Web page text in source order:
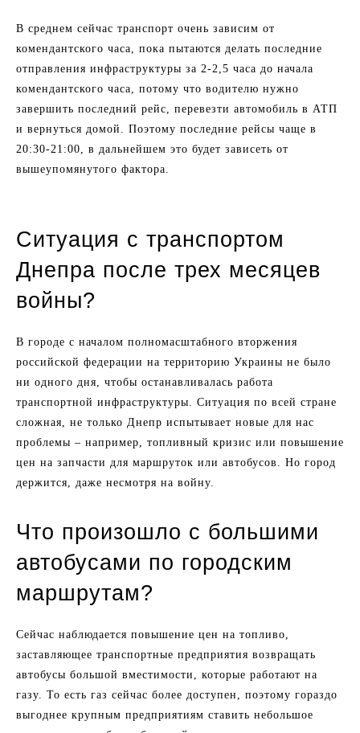
В среднем сейчас транспорт очень зависим от
комендантского часа, пока пытаются делать последние
отправления инфраструктуры за 2-2,5 часа до начала
комендантского часа, потому что водителю нужно
завершить последний рейс, перевезти автомобиль в АТП
и вернуться домой. Поэтому последние рейсы чаще в
20:30-21:00, в дальнейшем это будет зависеть от
вышеупомянутого фактора.
Ситуация с транспортом
Днепра после трех месяцев
войны?
В городе с началом полномасштабного вторжения
российской федерации на территорию Украины не было
ни одного дня, чтобы останавливалась работа
транспортной инфраструктуры. Ситуация по всей стране
сложная, не только Днепр испытывает новые для нас
проблемы – например, топливный кризис или повышение
цен на запчасти для маршруток или автобусов. Но город
держится, даже несмотря на войну.
Что произошло с большими
автобусами по городским
маршрутам?
Сейчас наблюдается повышение цен на топливо,
заставляющее транспортные предприятия возвращать
автобусы большой вместимости, которые работают на
газу. То есть газ сейчас более доступен, поэтому гораздо
выгоднее крупным предприятиям ставить небольшое